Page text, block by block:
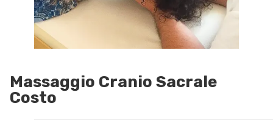
Massaggio Cranio Sacrale
Costo